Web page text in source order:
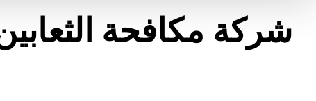
شركة مكافحة